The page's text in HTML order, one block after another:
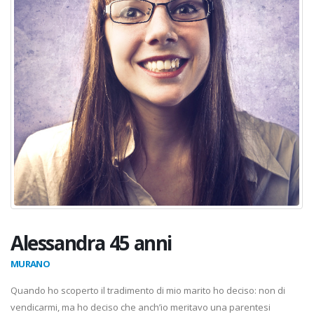
Alessandra 45 anni
MURANO
Quando ho scoperto il tradimento di mio marito ho deciso: non di
vendicarmi, ma ho deciso che anch’io meritavo una parentesi